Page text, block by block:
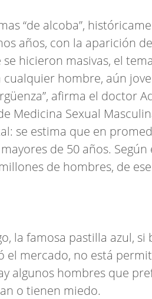
“de alcoba”,
años, con la aparición
se hicieron masivas, el
cualquier hombre, aún
afirma el doctor
Medicina Sexual
se estima que en
de 50 años.
de hombres, de
la famosa pastilla azul,
el mercado, no está
algunos hombres que
o tienen miedo.